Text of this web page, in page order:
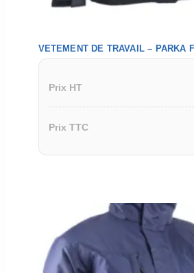
VETEMENT DE TRAVAIL – PARKA
Prix HT
Prix TTC